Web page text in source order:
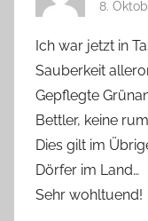
8.
Ich war jetzt in
Sauberkeit
Gepflegte
Bettler, keine
Dies gilt im
Dörfer im Land…
Sehr wohltuend!